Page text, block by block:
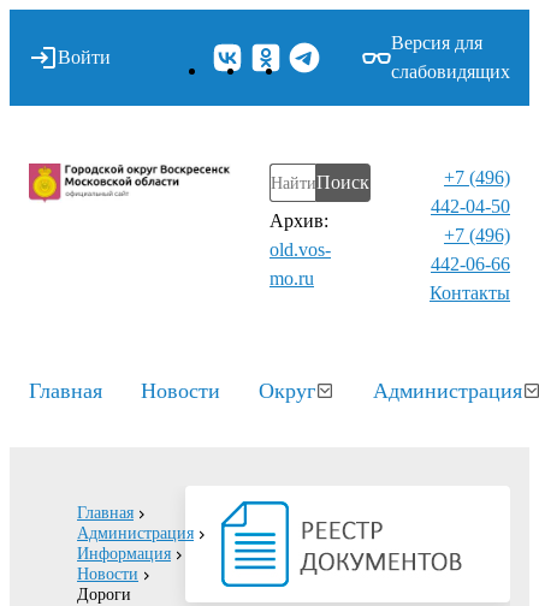
Войти
Версия для
слабовидящих
Поиск
Архив:
old.vos-
mo.ru
+7 (496)
442-04-50
+7 (496)
442-06-66
Контакты⁠
Главная Новости Округ Администрация
Главная
Администрация
Информация
Новости
Дороги